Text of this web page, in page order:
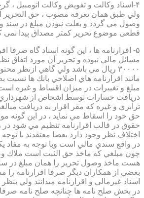
۴-اسناد وكالت و تفويض وكالت اتومبيل
ولي طبق همان تعرفه مصوب ، حق التحرير
وصول مي گردد و بعلت نبودن مبلغ در سند
قطعی موضوع تحریر کمتر مصداق پیدا نمی
۵- اقرارنامه ها ، اين گونه اسناد گاه صرفا
مسائل مالي نبوده و تحرير آن مورد اتفاق
۳۰۰۰۰ ريال مي باشد ولي گاهي ازنظر
مانند اقرارنامه هاي اصلاحي بانك ها نسبت
مبلغ و تغييرات در ميزان اقساط و غيره است
دريافت خسارات توسط اشخاص از شهرداري
ترابري و غيره كه مقر اقرار به دريافت
حق خود را اسقاط مي نمايد ، در اين گونه
حقوق در قالب اقرارنامه تنظيم مي شود در
اختلاف نظر وجود دارد بعضا معتقدند با توجه
در واقع سندي مالي است وبا توجه به مفاد
چون مبلغي كه ماخذ حق الثبت است ملاك
هست ماخذ وصول تحرير را همان مبلغ در
بعضي از همكاران ديگر صرفا اقرارنامه
اسناد غيرمالي و اقرارنامه ميدانند ولي
در بخش صلح نامه ها چنانچه صلح نامه